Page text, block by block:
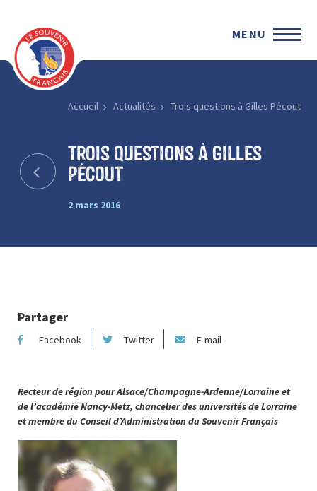
MENU
Accueil Actualités Trois questions à Gilles Pécout
Trois questions à Gilles
Pécout
2 mars 2016
Partager
Facebook Twitter E-mail
Recteur de région pour Alsace/Champagne-Ardenne/Lorraine et
de l’académie Nancy-Metz, chancelier des universités de Lorraine
et membre du Conseil d’Administration du Souvenir Français